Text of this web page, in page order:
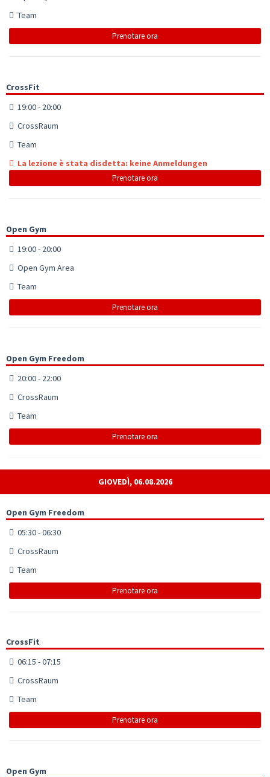
Team
Prenotare ora
CrossFit
19:00 - 20:00
CrossRaum
Team
La lezione è stata disdetta: keine Anmeldungen
Prenotare ora
Open Gym
19:00 - 20:00
Open Gym Area
Team
Prenotare ora
Open Gym Freedom
20:00 - 22:00
CrossRaum
Team
Prenotare ora
GIOVEDÌ, 06.08.2026
Open Gym Freedom
05:30 - 06:30
CrossRaum
Team
Prenotare ora
CrossFit
06:15 - 07:15
CrossRaum
Team
Prenotare ora
Open Gym